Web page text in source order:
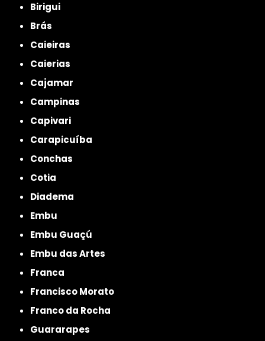
Birigui
Brás
Caieiras
Caierias
Cajamar
Campinas
Capivari
Carapicuíba
Conchas
Cotia
Diadema
Embu
Embu Guaçú
Embu das Artes
Franca
Francisco Morato
Franco da Rocha
Guararapes